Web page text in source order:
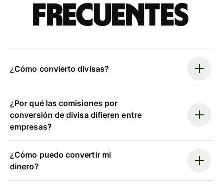
frecuentes
¿Cómo convierto divisas?
¿Por qué las comisiones por
conversión de divisa difieren entre
empresas?
¿Cómo puedo convertir mi
dinero?